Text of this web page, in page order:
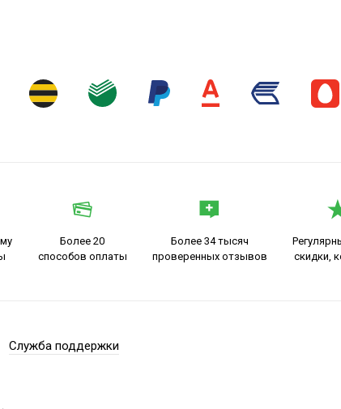
Более 20
способов оплаты
Более 34 тысяч
проверенных отзывов
скидки,
Служба поддержки